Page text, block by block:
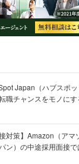
Japan（ハブスポッ
職チャンスをモノにす
接対策】Amazon（アマ
ン）の中途採用面接で